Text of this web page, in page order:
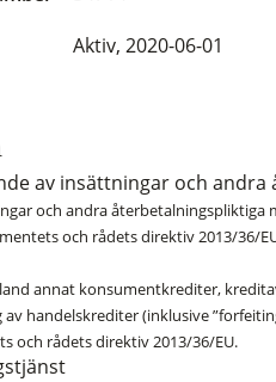
Aktiv, 2020-06-01
av insättningar och andra
och andra återbetalningspliktiga
och rådets direktiv 2013/36/
annat konsumentkrediter,
av handelskrediter (inklusive
och rådets direktiv 2013/36/EU.